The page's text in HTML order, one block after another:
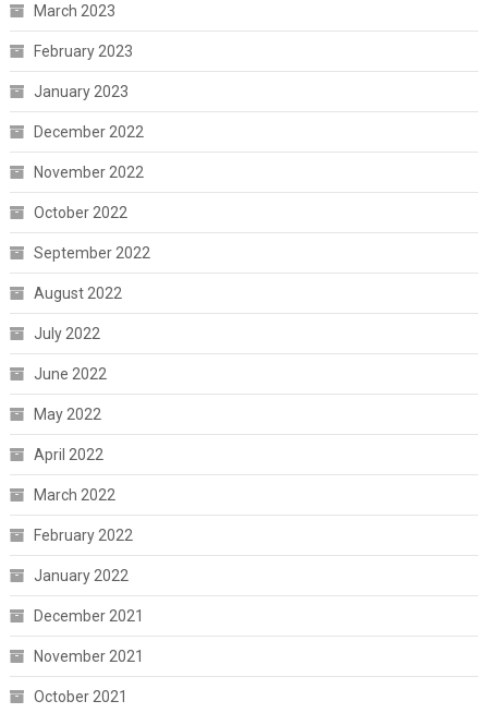
March 2023
February 2023
January 2023
December 2022
November 2022
October 2022
September 2022
August 2022
July 2022
June 2022
May 2022
April 2022
March 2022
February 2022
January 2022
December 2021
November 2021
October 2021